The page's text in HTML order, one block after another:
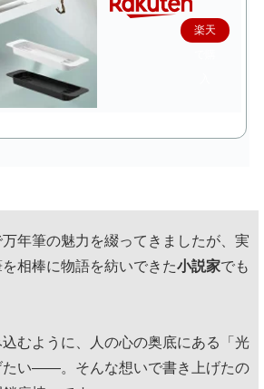
楽天
年筆の魅力を綴ってきましたが、実
相棒に物語を紡いできた小説家でも
むように、人の心の奥底にある「光
たい——。そんな想いで書き上げたの